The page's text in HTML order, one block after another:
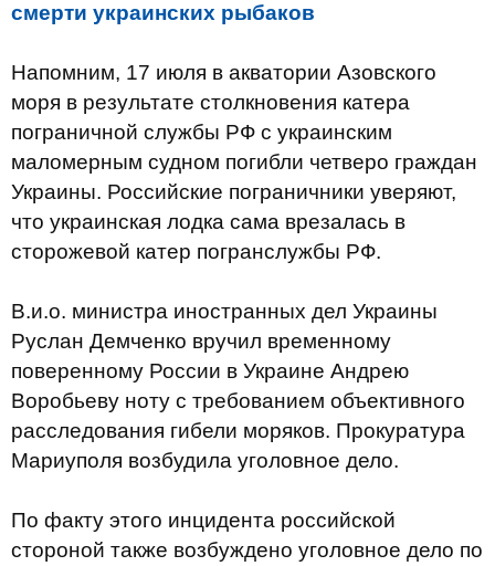
смерти украинских рыбаков
Напомним, 17 июля в акватории Азовского
моря в результате столкновения катера
пограничной службы РФ с украинским
маломерным судном погибли четверо граждан
Украины. Российские пограничники уверяют,
что украинская лодка сама врезалась в
сторожевой катер погранслужбы РФ.
В.и.о. министра иностранных дел Украины
Руслан Демченко вручил временному
поверенному России в Украине Андрею
Воробьеву ноту с требованием объективного
расследования гибели моряков. Прокуратура
Мариуполя возбудила уголовное дело.
По факту этого инцидента российской
стороной также возбуждено уголовное дело по